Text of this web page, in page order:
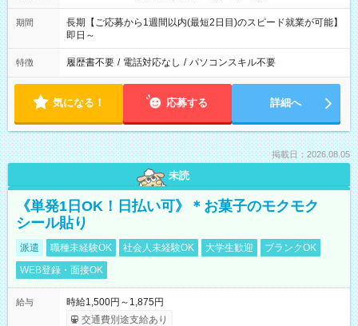
期間
長期【ご応募から1週間以内(最短2日目)のスピード就業が可能】
即日～
特徴 履歴書不要 / 電話対応なし / パソコンスキル不要
気になる！ 応募する 詳細へ
掲載日：2026.08.05
未読
《単発1日OK！日払い可》＊お菓子のモクモク
シール貼り
派遣 職種未経験OK 社会人未経験OK 大学生歓迎
ブランクOK
WEB登録・面接OK
給与
時給1,500円～1,875円
交通費別途支給あり